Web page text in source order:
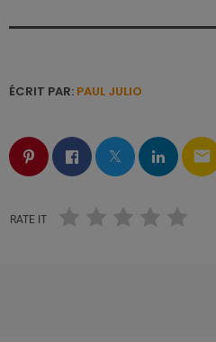
ÉCRIT PAR: PAUL JULIO
email
RATE IT